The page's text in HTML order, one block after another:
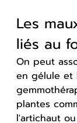
Les
liés au
On peut
en gélule et
plantes
l'artichaut